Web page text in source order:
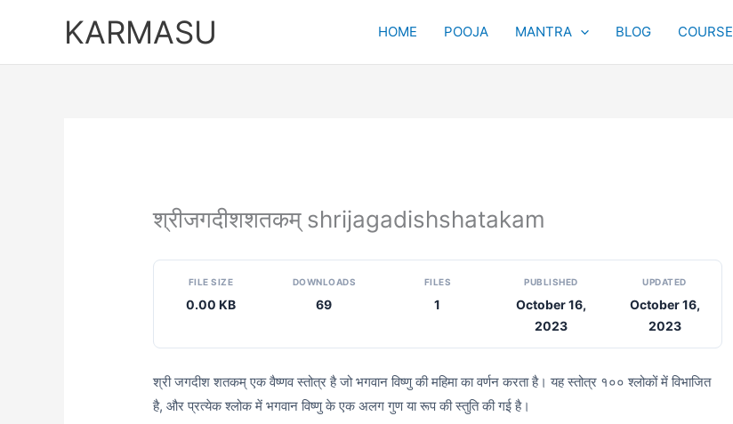
KARMASU HOME POOJA MANTRA BLOG COURSE
श्रीजगदीशशतकम् shrijagadishshatakam
FILE SIZE
0.00 KB
DOWNLOADS
69
FILES
1
PUBLISHED
October 16,
2023
UPDATED
October 16,
2023
श्री जगदीश शतकम् एक वैष्णव स्तोत्र है जो भगवान विष्णु की महिमा का वर्णन करता है। यह स्तोत्र १०० श्लोकों में विभाजित
है, और प्रत्येक श्लोक में भगवान विष्णु के एक अलग गुण या रूप की स्तुति की गई है।